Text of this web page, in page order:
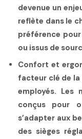
devenue un
reflète dans le
préférence
ou issus de
Confort et
facteur clé de
employés. Les
conçus pour
s’adapter aux
des sièges